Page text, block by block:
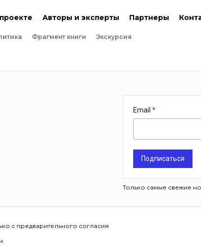
Авторы и эксперты Партнеры
Фрагмент книги Экскурсия
Email
Подписаться
Только самые свежие
с предварительного согласия